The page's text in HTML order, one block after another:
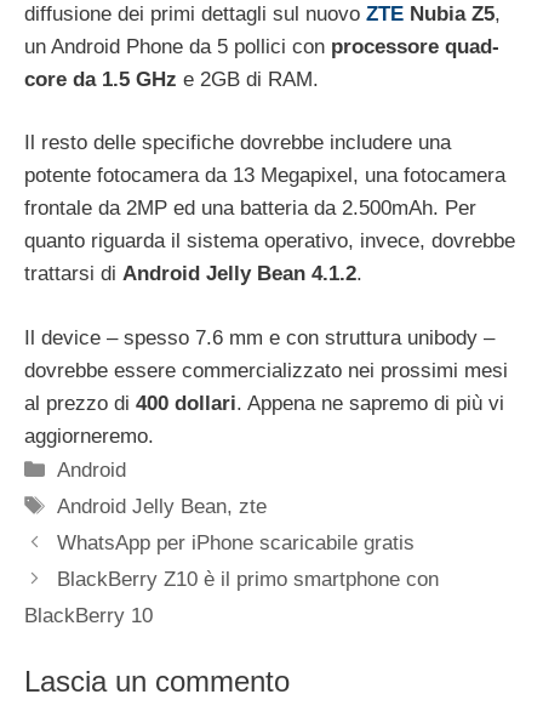
diffusione dei primi dettagli sul nuovo ZTE Nubia Z5,
un Android Phone da 5 pollici con processore quad-
core da 1.5 GHz e 2GB di RAM.
Il resto delle specifiche dovrebbe includere una
potente fotocamera da 13 Megapixel, una fotocamera
frontale da 2MP ed una batteria da 2.500mAh. Per
quanto riguarda il sistema operativo, invece, dovrebbe
trattarsi di Android Jelly Bean 4.1.2.
Il device – spesso 7.6 mm e con struttura unibody –
dovrebbe essere commercializzato nei prossimi mesi
al prezzo di 400 dollari. Appena ne sapremo di più vi
aggiorneremo.
Categorie
Android
Tag
Android Jelly Bean,zte
WhatsApp per iPhone scaricabile gratis
BlackBerry Z10 è il primo smartphone con
BlackBerry 10
Lascia un commento